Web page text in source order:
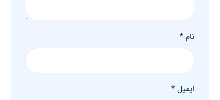
نام*
ایمیل*